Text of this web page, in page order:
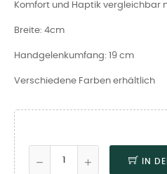
Komfort und Haptik vergleichbar
Breite: 4cm
Handgelenkumfang: 19 cm
Verschiedene Farben erhältlich
IN